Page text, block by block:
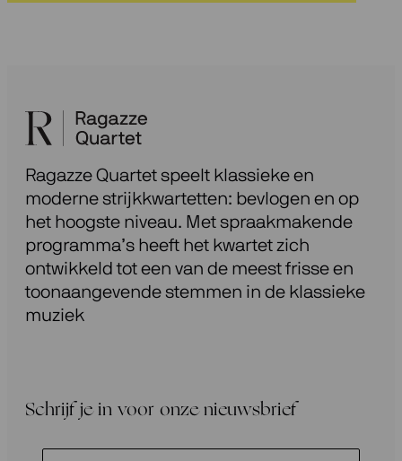
Ragazze Quartet speelt klassieke en
moderne strijkkwartetten: bevlogen en op
het hoogste niveau. Met spraakmakende
programma’s heeft het kwartet zich
ontwikkeld tot een van de meest frisse en
toonaangevende stemmen in de klassieke
muziek
Schrijf je in voor onze nieuwsbrief